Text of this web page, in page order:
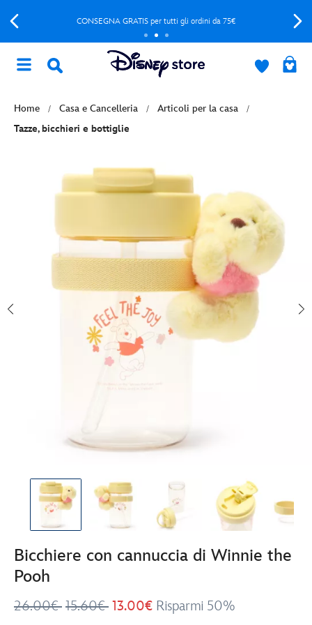
CONSEGNA GRATIS per tutti gli ordini da 75€
Home Casa e Cancelleria
Articoli per la casa
Tazze, bicchieri e bottiglie
Bicchiere con cannuccia di Winnie the
Pooh
26.00€ 15.60€ 13.00€ Risparmi 50%